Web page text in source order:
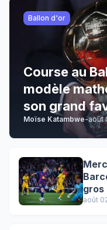
Ballon d'or
Course au
modèle
son grand
Moïse Katambwe-août
gros
août